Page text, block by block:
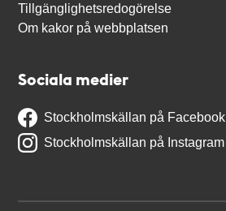
Tillgänglighetsredogörelse
Om kakor på webbplatsen
Sociala medier
Stockholmskällan på Facebook
Stockholmskällan på Instagram